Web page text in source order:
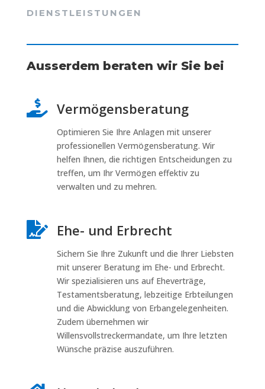
DIENSTLEISTUNGEN
Ausserdem beraten wir Sie bei
 Vermögensberatung
Optimieren Sie Ihre Anlagen mit unserer
professionellen Vermögensberatung. Wir
helfen Ihnen, die richtigen Entscheidungen zu
treffen, um Ihr Vermögen effektiv zu
verwalten und zu mehren.
 Ehe- und Erbrecht
Sichern Sie Ihre Zukunft und die Ihrer Liebsten
mit unserer Beratung im Ehe- und Erbrecht.
Wir spezialisieren uns auf Eheverträge,
Testamentsberatung, lebzeitige Erbteilungen
und die Abwicklung von Erbangelegenheiten.
Zudem übernehmen wir
Willensvollstreckermandate, um Ihre letzten
Wünsche präzise auszuführen.